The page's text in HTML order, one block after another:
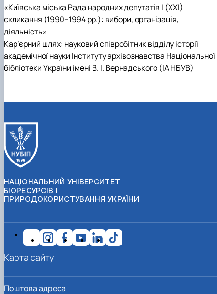
«Київська міська Рада народних депутатів I (XXI)
скликання (1990–1994 рр.): вибори, організація,
діяльність»
Кар’єрний шлях: науковий співробітник відділу історії
академічної науки Інституту архівознавства Національної
бібліотеки України імені В. І. Вернадського (ІА НБУВ)
НАЦІОНАЛЬНИЙ УНІВЕРСИТЕТ
БІОРЕСУРСІВ І
ПРИРОДОКОРИСТУВАННЯ УКРАЇНИ
Поштова адреса
Карта сайту